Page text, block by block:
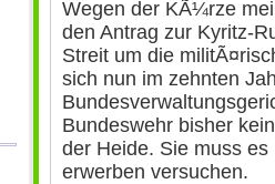
Wegen der KÃ¼rze
den Antrag zur Kyritz-
Streit um die
sich nun im zehnten
Bundeswehr bisher
der Heide. Sie muss
erwerben versuchen.